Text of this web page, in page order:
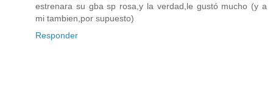
estrenara su gba sp rosa,y la verdad,le gustó mucho (y a
mi tambien,por supuesto)
Responder